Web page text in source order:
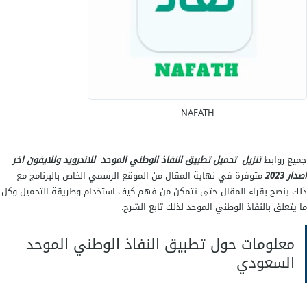
NAFATH
جميع روابطتنزيل تحميل تطبيق النفاذ الوطني الموحد للاندرويد وللايفون اخر
اصدار 2023
متوفرة في نهاية المقال من الموقع الرسمي الخاص بالبرنامج مع
ذلك ينصح بقراء المقال حتى تتمكن من فهم كيف استخدام وطريقة التحميل وكل
ما يتعلق بالنفاذ الوطني الموحد لذلك تابع الشرح.
معلومات حول تطبيق النفاذ الوطني الموحد
السعودي